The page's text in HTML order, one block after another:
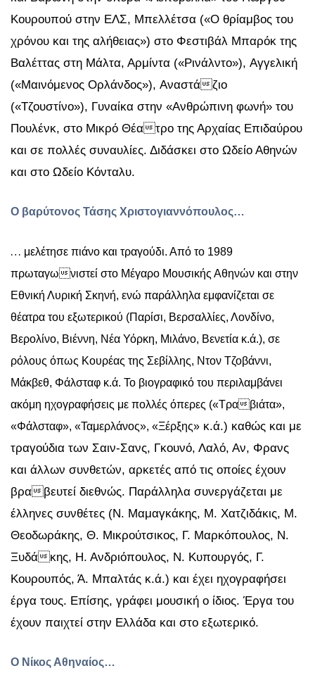
Κουρουπού στην ΕΛΣ, Μπελλέτσα («Ο θρίαμβος του
χρόνου και της αλήθειας») στο Φεστιβάλ Μπαρόκ της
Βαλέττας στη Μάλτα, Αρμίντα («Ρινάλντο»), Aγγελική
(«Μαινόμενος Ορλάνδος»), Aναστάζιο
(«Τζουστίνο»), Γυναίκα στην «Ανθρώπινη φωνή» του
Πουλένκ, στο Μικρό Θέατρο της Αρχαίας Επιδαύρου
και σε πολλές συναυλίες. Διδάσκει στο Ωδείο Αθηνών
και στο Ωδείο Κόνταλυ.
Ο βαρύτονος Τάσης Χριστογιαννόπουλος…
… μελέτησε πιάνο και τραγούδι. Από το 1989
πρωταγωνιστεί στο Μέγαρο Μουσικής Αθηνών και στην
Εθνική Λυρική Σκηνή, ενώ παράλληλα εμφανίζεται σε
θέατρα του εξωτερικού (Παρίσι, Βερσαλλίες, Λονδίνο,
Βερολίνο, Βιέννη, Νέα Υόρκη, Μιλάνο, Βενετία κ.ά.), σε
ρόλους όπως Κουρέας της Σεβίλλης, Ντον Τζοβάννι,
Μάκβεθ, Φάλσταφ κ.ά. Το βιογραφικό του περιλαμβάνει
ακόμη ηχογραφήσεις με πολλές όπερες («Τραβιάτα»,
«Φάλσταφ», «Ταμερλάνος», «Ξέρξης» κ.ά.) καθώς και με
τραγούδια των Σαιν-Σανς, Γκουνό, Λαλό, Αν, Φρανς
και άλλων συνθετών, αρκετές από τις οποίες έχουν
βραβευτεί διεθνώς. Παράλληλα συνεργάζεται με
έλληνες συνθέτες (Ν. Μαμαγκάκης, Μ. Χατζιδάκις, Μ.
Θεοδωράκης, Θ. Μικρούτσικος, Γ. Μαρκόπουλος, Ν.
Ξυδάκης, Η. Ανδριόπουλος, Ν. Κυπουργός, Γ.
Κουρουπός, Ά. Μπαλτάς κ.ά.) και έχει ηχογραφήσει
έργα τους. Επίσης, γράφει μουσική ο ίδιος. Έργα του
έχουν παιχτεί στην Ελλάδα και στο εξωτερικό.
O Νίκος Αθηναίος…